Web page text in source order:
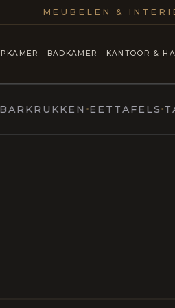
MEUBELEN &
BADKAMER KANTOOR &
EETTAFELS